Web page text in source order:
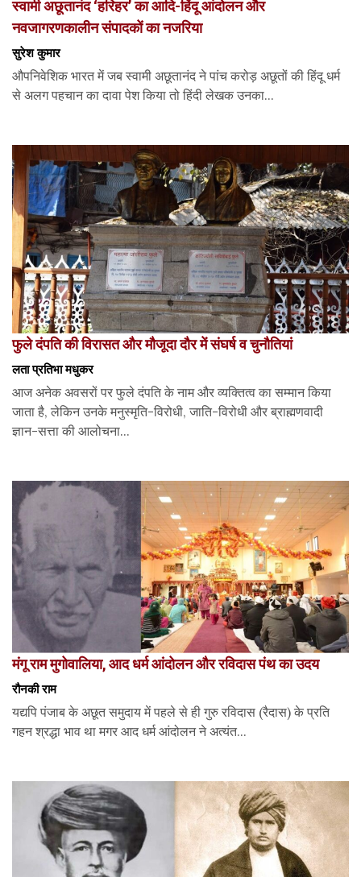
स्वामी अछूतानंद ‘हरिहर’ का आदि-हिंदू आंदोलन और
नवजागरणकालीन संपादकों का नजरिया
सुरेश कुमार
औपनिवेशिक भारत में जब स्वामी अछूतानंद ने पांच करोड़ अछूतों की हिंदू धर्म
से अलग पहचान का दावा पेश किया तो हिंदी लेखक उनका...
फुले दंपति की विरासत और मौजूदा दौर में संघर्ष व चुनौतियां
लता प्रतिभा मधुकर
आज अनेक अवसरों पर फुले दंपति के नाम और व्यक्तित्व का सम्मान किया
जाता है, लेकिन उनके मनुस्मृति-विरोधी, जाति-विरोधी और ब्राह्मणवादी
ज्ञान-सत्ता की आलोचना...
मंगू राम मुगोवालिया, आद धर्म आंदोलन और रविदास पंथ का उदय
रौनकी राम
यद्यपि पंजाब के अछूत समुदाय में पहले से ही गुरु रविदास (रैदास) के प्रति
गहन श्रद्धा भाव था मगर आद धर्म आंदोलन ने अत्यंत...